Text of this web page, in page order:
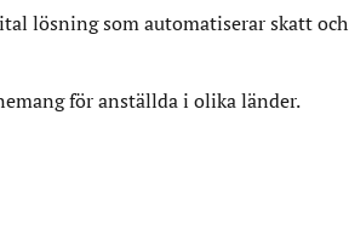
lösning som automatiserar skatt
för anställda i olika länder.